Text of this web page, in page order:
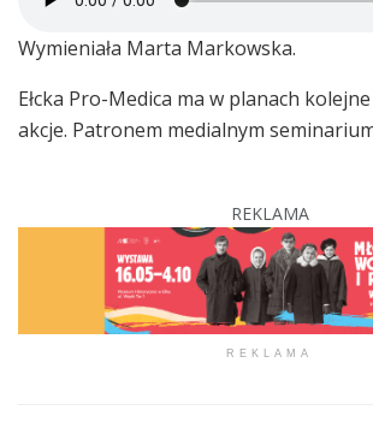
Wymieniała Marta Markowska.
Ełcka Pro-Medica ma w planach
akcje. Patronem medialnym
REKLAMA
REKLAMA